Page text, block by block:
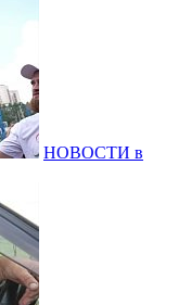
НОВОСТИ в